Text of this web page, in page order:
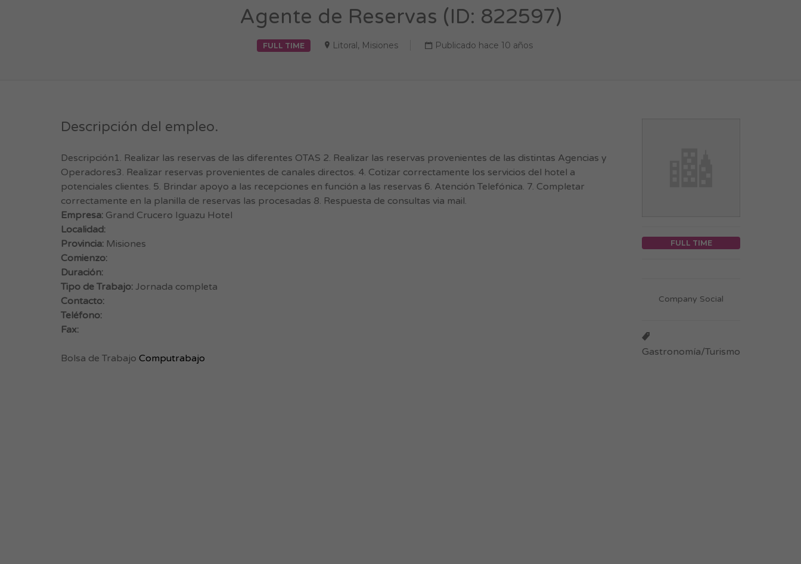
Agente de Reservas (ID: 822597)
FULL TIME Litoral, Misiones Publicado hace 10 años
Descripción del empleo.
Descripción1. Realizar las reservas de las diferentes OTAS 2. Realizar las reservas provenientes de las distintas Agencias y
Operadores3. Realizar reservas provenientes de canales directos. 4. Cotizar correctamente los servicios del hotel a
potenciales clientes. 5. Brindar apoyo a las recepciones en función a las reservas 6. Atención Telefónica. 7. Completar
correctamente en la planilla de reservas las procesadas 8. Respuesta de consultas via mail.
Empresa: Grand Crucero Iguazu Hotel
Localidad:
Provincia: Misiones
Comienzo:
Duración:
Tipo de Trabajo: Jornada completa
Contacto:
Teléfono:
Fax:
Bolsa de Trabajo Computrabajo
FULL TIME
Company Social
Gastronomía/Turismo